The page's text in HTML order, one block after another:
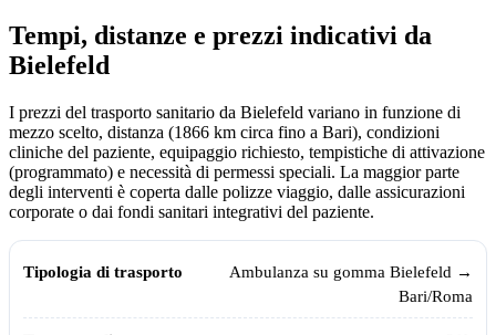
Tempi, distanze e prezzi indicativi da
Bielefeld
I prezzi del trasporto sanitario da Bielefeld variano in funzione di
mezzo scelto, distanza (1866 km circa fino a Bari), condizioni
cliniche del paziente, equipaggio richiesto, tempistiche di attivazione
(programmato) e necessità di permessi speciali. La maggior parte
degli interventi è coperta dalle polizze viaggio, dalle assicurazioni
corporate o dai fondi sanitari integrativi del paziente.
Tempi, distanze e prezzi indicativi per il trasporto sanitario da
Tipologia di trasporto
Ambulanza su gomma Bielefeld →
Bari/Roma